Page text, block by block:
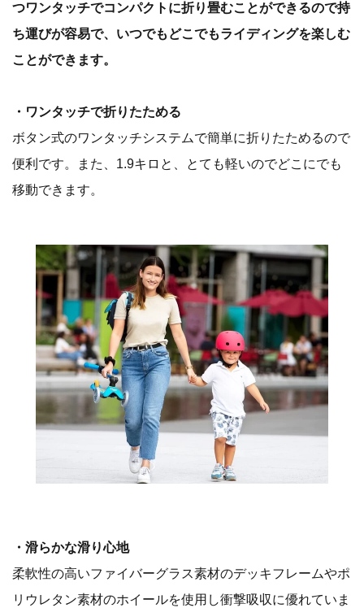
つワンタッチでコンパクトに折り畳むことができるので持
ち運びが容易で、いつでもどこでもライディングを楽しむ
ことができます。
・ワンタッチで折りたためる
ボタン式のワンタッチシステムで簡単に折りたためるので
便利です。また、1.9キロと、とても軽いのでどこにでも
移動できます。
​・滑らかな滑り心地
柔軟性の高いファイバーグラス素材のデッキフレームやポ
リウレタン素材のホイールを使用し衝撃吸収に優れていま